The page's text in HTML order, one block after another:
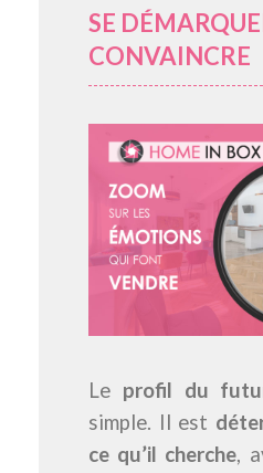
SE
CONVAINCRE
Le profil du
simple. Il est
ce qu’il cherche,